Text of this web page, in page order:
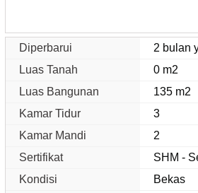
Diperbarui
2 bulan
Luas Tanah
0 m2
Luas Bangunan
135 m2
Kamar Tidur
3
Kamar Mandi
2
Sertifikat
SHM -
Kondisi
Bekas